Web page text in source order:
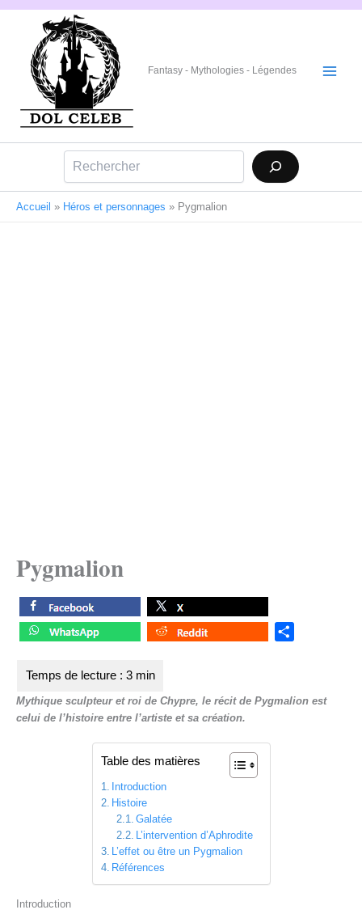
Aller
Fantasy - Mythologies - Légendes
Accueil » Héros et personnages » Pygmalion
Pygmalion
e
Mythique sculpteur et roi de Chypre, le récit de Pygmalion est
celui de l’histoire entre l’artiste et sa création.
Table des matières
Introduction
Histoire
Galatée
L’intervention d’Aphrodite
L’effet ou être un Pygmalion
Références
Introduction